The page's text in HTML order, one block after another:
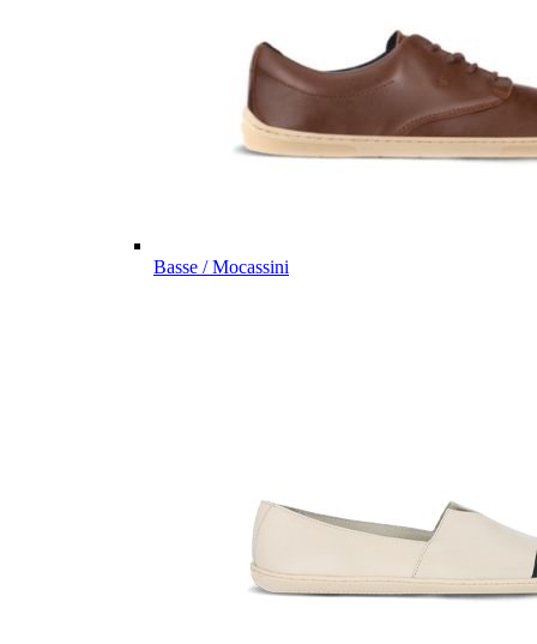
Basse / Mocassini